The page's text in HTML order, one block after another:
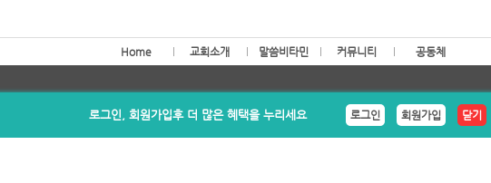
로그인, 회원가입후 더 많은 혜택을 누리세요 로그인 회원가입 닫기
Home 교회소개 말씀비타민 커뮤니티 공동체